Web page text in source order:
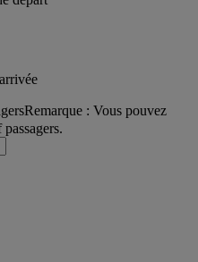
Remarque : Vous pouvez